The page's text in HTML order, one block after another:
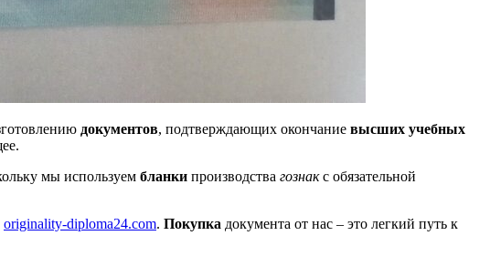
документов, подтверждающих окончание высших учебных
мы используем бланки производства гознакс обязательной
originality-diploma24.com. Покупка документа от нас – это легкий путь к